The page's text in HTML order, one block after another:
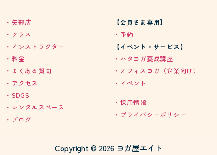
・矢部店
・クラス
・インストラクター
・料金
・よくある質問
・アクセス
・SDGS
・レンタルスペース
・ブログ
【会員さま専用】
・予約
【イベント・サービス】
・ハタヨガ養成講座
・オフィスヨガ（企業向け）
・イベント
・採用情報
・プライバシーポリシー
Copyright © 2026 ヨガ屋エイト